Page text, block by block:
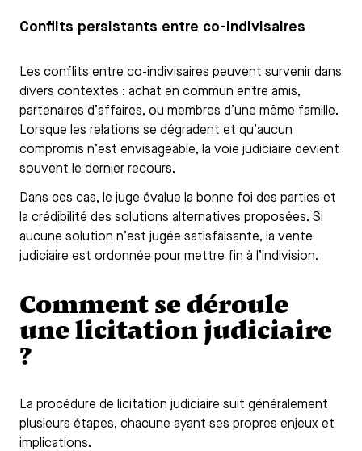
Conflits persistants entre co-indivisaires
Les conflits entre co-indivisaires peuvent survenir dans
divers contextes : achat en commun entre amis,
partenaires d’affaires, ou membres d’une même famille.
Lorsque les relations se dégradent et qu’aucun
compromis n’est envisageable, la voie judiciaire devient
souvent le dernier recours.
Dans ces cas, le juge évalue la bonne foi des parties et
la crédibilité des solutions alternatives proposées. Si
aucune solution n’est jugée satisfaisante, la vente
judiciaire est ordonnée pour mettre fin à l’indivision.
Comment se déroule
une licitation judiciaire
?
La procédure de licitation judiciaire suit généralement
plusieurs étapes, chacune ayant ses propres enjeux et
implications.